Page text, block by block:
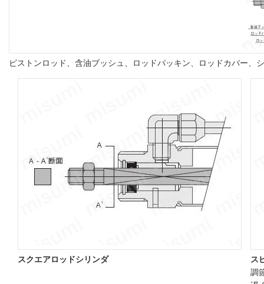
ピストンロッド、含油ブッシュ、ロッドパッキン、ロッドカバー
スクエアロッドシリンダ
ス
調